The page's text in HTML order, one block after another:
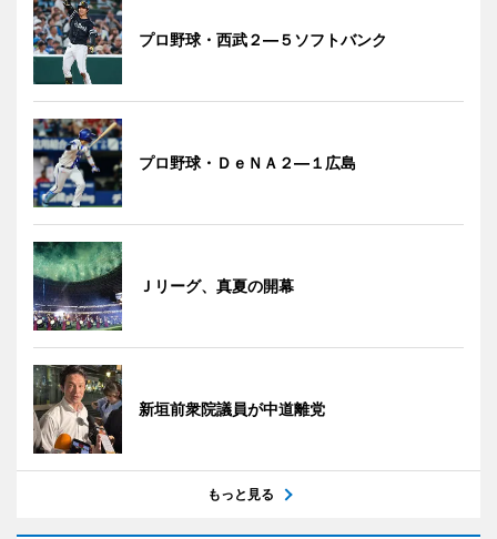
プロ野球・西武２―５ソフトバンク
プロ野球・ＤｅＮＡ２―１広島
Ｊリーグ、真夏の開幕
新垣前衆院議員が中道離党
もっと見る